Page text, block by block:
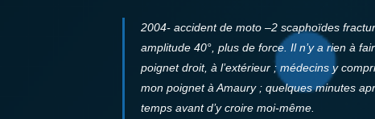
2004- accident de moto –2 scaphoïdes
amplitude 40°, plus de force. Il n’y a rien à
poignet droit, à l’extérieur ; médecins y
mon poignet à Amaury ; quelques minutes
temps avant d’y croire moi-même.